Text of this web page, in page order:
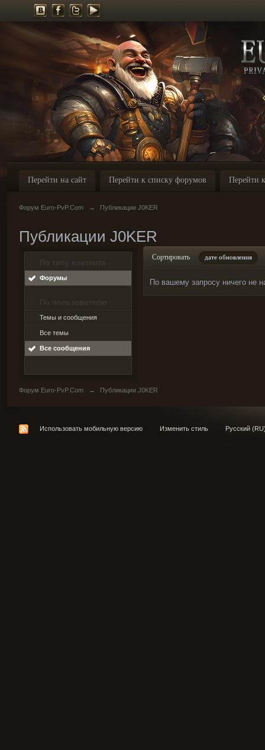
Перейти на сайт Перейти к списку форумов Перейти
Форум Euro-PvP.Com → Публикации J0KER
Публикации J0KER
По типу контента
Форумы
По пользователю
Темы и сообщения
Все темы
Все сообщения
Сортировать дате обновления
По вашему запросу ничего не
Форум Euro-PvP.Com → Публикации J0KER
Использовать мобильную версию Изменить стиль Русский